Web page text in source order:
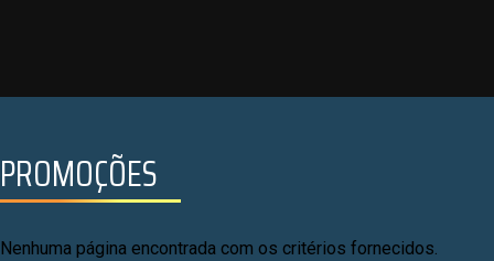
PROMOÇÕES
Nenhuma página encontrada com os critérios fornecidos.